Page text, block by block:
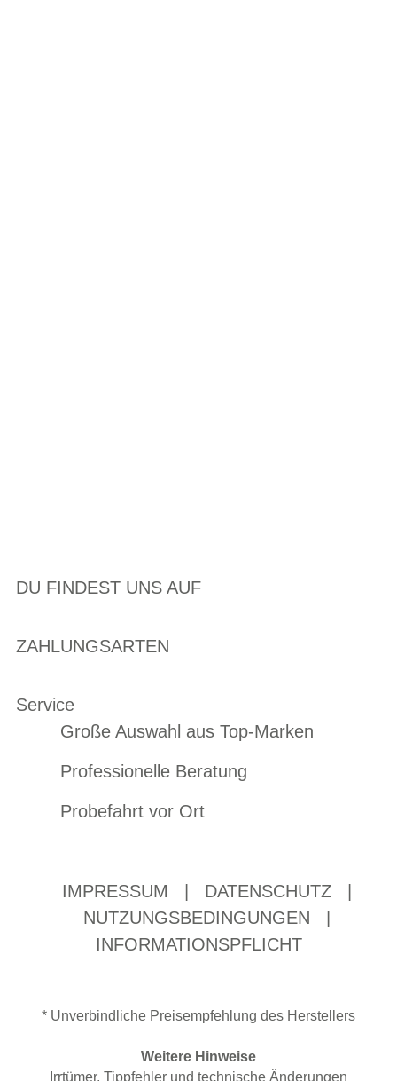
DU FINDEST UNS AUF
ZAHLUNGSARTEN
Service
Große Auswahl aus Top-Marken
Professionelle Beratung
Probefahrt vor Ort
IMPRESSUM DATENSCHUTZ
NUTZUNGSBEDINGUNGEN
INFORMATIONSPFLICHT
* Unverbindliche Preisempfehlung des Herstellers
Weitere Hinweise
Irrtümer, Tippfehler und technische Änderungen